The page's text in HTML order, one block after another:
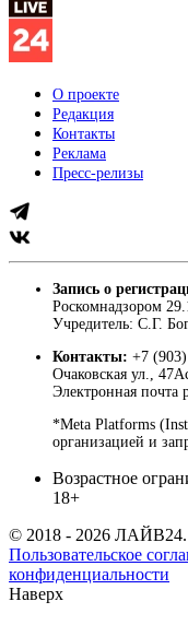
О проекте
Редакция
Контакты
Реклама
Пресс-релизы
Запись о
Роскомнадзором
Учредитель: С.Г.
Контакты: +7
Очаковская ул.,
Электронная почта
*Meta Platforms
организацией и
Возрастное
18+
© 2018 - 2026 ЛАЙВ24.
Пользовательское
конфиденциальности
Наверх